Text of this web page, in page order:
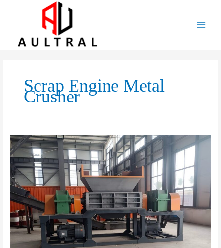
Scrap Engine Metal
Crusher
Scrap
Engine
Metal
Crusher:
A
Powerful
Solution
For
Engine
Recycling